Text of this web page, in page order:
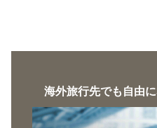
海外旅行先でも自由